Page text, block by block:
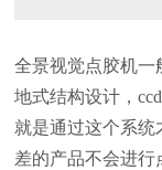
全景视觉点胶机一
地式结构设计，
就是通过这个系统
差的产品不会进